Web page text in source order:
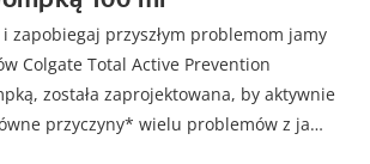
zapobiegaj przyszłym problemom jamy
Colgate Total Active Prevention
została zaprojektowana, by aktywnie
przyczyny* wielu problemów z jamą